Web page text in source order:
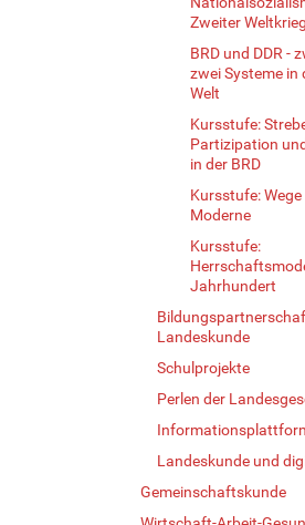
Zweiter Weltkrieg
BRD und DDR -
zwei Systeme in
Welt
Kursstufe:
Partizipation
in der BRD
Kursstufe: Wege
Moderne
Kursstufe:
Jahrhundert
Landeskunde
Schulprojekte
Perlen der
Landeskunde und
Gemeinschaftskunde